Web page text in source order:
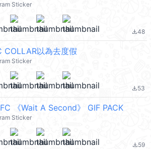
Sticker
file_download48
COLLAR以為去度假
Sticker
file_download53
《Wait A Second》 GIF PACK
Sticker
file_download59